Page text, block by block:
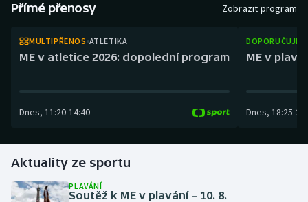
Curling
Dostihy
Futsal
Přímé přenosy Zobrazit program
MULTIPŘENOS ATLETIKA
ME v atletice 2026: dopolední program
Dnes, 11:20-14:40
ME v
Dnes, 18:25-
Aktuality ze sportu
PLAVÁNÍ
Soutěž k ME v plavání – 10. 8.